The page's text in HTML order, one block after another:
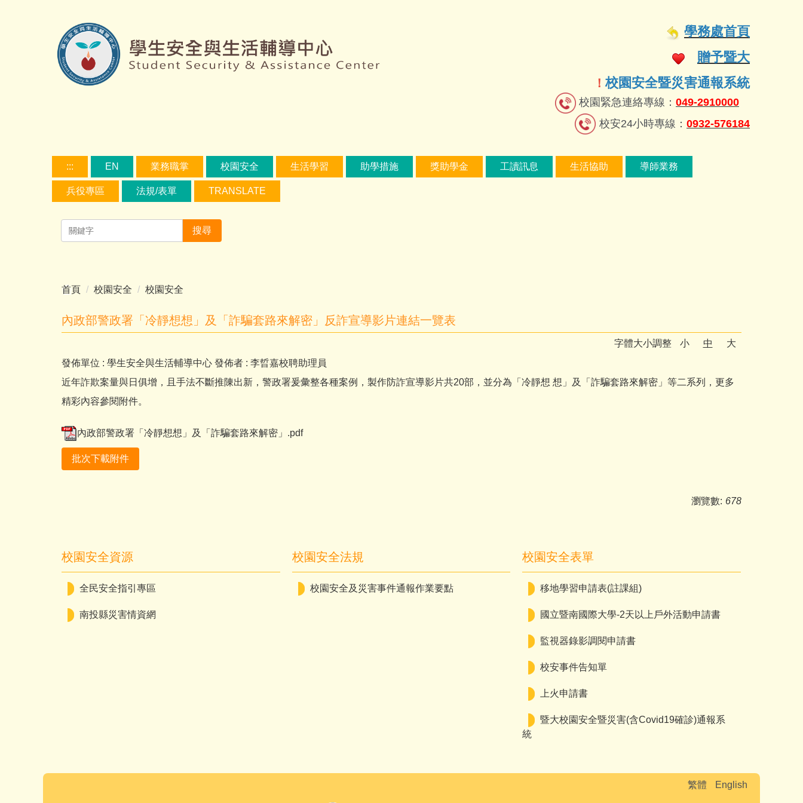
學務處首頁
贈予暨大
！校園安全暨災害通報系統
校園緊急連絡專線： 049-2910000
校安24小時專線： 0932-576184
::: EN 業務職掌 校園安全 生活學習 助學措施 獎助學金 工讀訊息 生活協助 導師業務
兵役專區 法規/表單 TRANSLATE
搜尋
首頁 校園安全 校園安全
內政部警政署「冷靜想想」及「詐騙套路來解密」反詐宣導影片連結一覽表
字體大小調整 小 中
大
發佈單位 : 學生安全與生活輔導中心 發佈者 : 李晢嘉校聘助理員
近年詐欺案量與日俱增，且手法不斷推陳出新，警政署爰彙整各種案例，製作防詐宣導影片共20部，並分為「冷靜想 想」及「詐騙套路來解密」等二系列，更多
精彩內容參閱附件。
內政部警政署「冷靜想想」及「詐騙套路來解密」.pdf
批次下載附件
瀏覽數: 678
校園安全資源
全民安全指引專區
南投縣災害情資網
校園安全法規
校園安全及災害事件通報作業要點
校園安全表單
移地學習申請表(註課組)
國立暨南國際大學-2天以上戶外活動申請書
監視器錄影調閱申請書
校安事件告知單
上火申請書
暨大校園安全暨災害(含Covid19確診)通報系
統
繁體 English